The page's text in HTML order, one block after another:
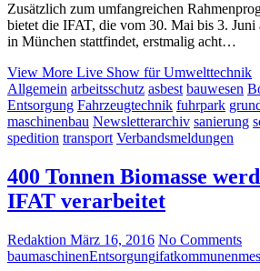
Zusätzlich zum umfangreichen
bietet die IFAT, die vom 30. Mai bis 3. Juni
in München stattfindet, erstmalig acht…
View More Live Show für Umwelttechnik
Allgemein arbeitsschutz asbest bauwesen
Entsorgung Fahrzeugtechnik fuhrpark
maschinenbau Newsletterarchiv sanierung
spedition transport Verbandsmeldungen
400 Tonnen Biomasse
IFAT verarbeitet
Redaktion März 16, 2016 No Comments
baumaschinenEntsorgungifatkommunen